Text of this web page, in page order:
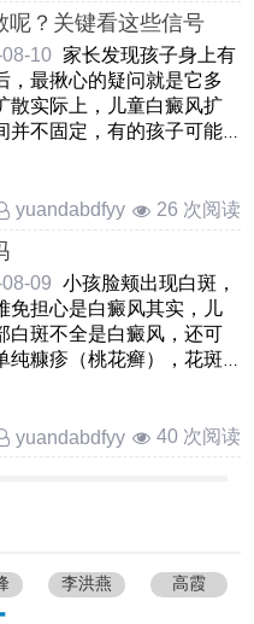
呢？关键看这些信号
10 家长发现孩子身上有
，最揪心的疑问就是它多
散实际上，儿童白癜风扩
并不固定，有的孩子可能
yuandabdfyy 26 次阅读
09 小孩脸颊出现白斑，
免担心是白癜风其实，儿
白斑不全是白癜风，还可
纯糠疹（桃花癣），花斑
yuandabdfyy 40 次阅读
李洪燕 高霞